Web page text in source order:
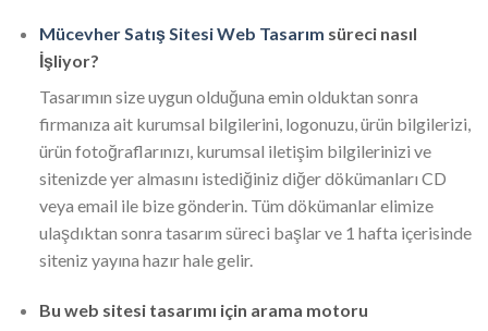
Mücevher Satış Sitesi Web Tasarım süreci nasıl
İşliyor?
Tasarımın size uygun olduğuna emin olduktan sonra
firmanıza ait kurumsal bilgilerini, logonuzu, ürün bilgilerizi,
ürün fotoğraflarınızı, kurumsal iletişim bilgilerinizi ve
sitenizde yer almasını istediğiniz diğer dökümanları CD
veya email ile bize gönderin. Tüm dökümanlar elimize
ulaşdıktan sonra tasarım süreci başlar ve 1 hafta içerisinde
siteniz yayına hazır hale gelir.
Bu web sitesi tasarımı için arama motoru